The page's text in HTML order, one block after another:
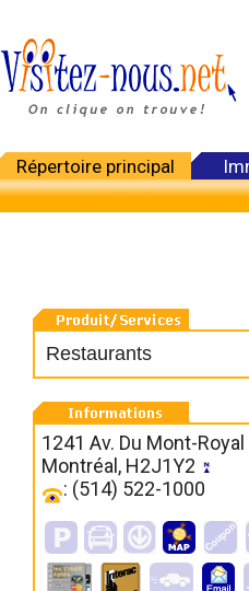
Répertoire principal
Restaurants
1241 Av. Du Mont-Royal
Montréal, H2J1Y2
: (514) 522-1000